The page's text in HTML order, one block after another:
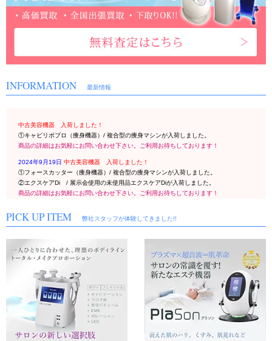
INFORMATION 最新情報
中古美容機器 入荷しました！
①キャビリポプロ（痩身機器）/ 複合型の痩身マシンが入荷しました。
商品の詳細はお気軽にお問い合わせ下さい。ご利用お待ちしております！
2024年9月19日 中古美容機器 入荷しました！
①フォースカッター（痩身機器）/ 複合型の痩身マシンが入荷しました。
②エクスケアDi / 展示会使用の未使用品エクスケアDiが入荷しました。
商品の詳細はお気軽にお問い合わせ下さい。ご利用お待ちしております！
2024年8月7日 中古美容機器 入荷しました！
①メディセル（痩身機器）/ 筋膜リリースで話題のメディセルが入荷しました。
2024年3月3日 中古美容機器 入荷しました！
①タカラベルモント ノアージュL（美顔器）/ 人気の美顔スチーマーノアージュが入
荷しました！
②スーパーセルム（痩身機器）/ 痩身メニューで定番の吸引ローラーマシンが入荷しま
した。エステサロンや整骨院におすすめ
商品の詳細はお気軽にお問い合わせ下さい。ご利用お待ちしております!
2023年11月7日 中古美容機器 入荷しました！
PICK UP ITEM 弊社スタッフが体験してきました!!